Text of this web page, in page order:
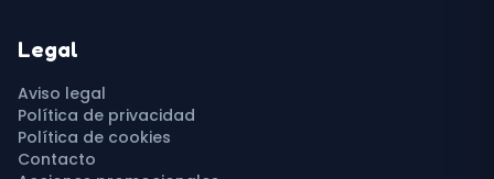
Legal
Aviso legal
Política de privacidad
Política de cookies
Contacto